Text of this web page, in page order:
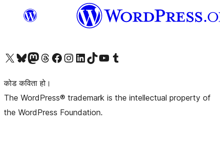
हाम्रो X (पहिले ट्विटर) खातामा जानुहोस्
हाम्रो Bluesky खाता भ्रमण गर्नुहोस्
हाम्रो म्यास्टोडन खाता भ्रमण गर्नुहोस्
हाम्रो थ्रेड्स खातामा जानुहोस्
हाम्रो फेसबुक पेजमा जानुहोस्
हाम्रो इन्स्टाग्राम खातामा जानुहोस्
हाम्रो लिङ्क्डइन खातामा जानुहोस्
हाम्रो TikTok खाता भ्रमण गर्नुहोस्
हाम्रो युट्युब च्यानलमा जानुहोस्
हाम्रो टम्बलर खाता भ्रमण गर्नुहोस्
कोड कविता हो।
The WordPress® trademark is the intellectual property of
the WordPress Foundation.